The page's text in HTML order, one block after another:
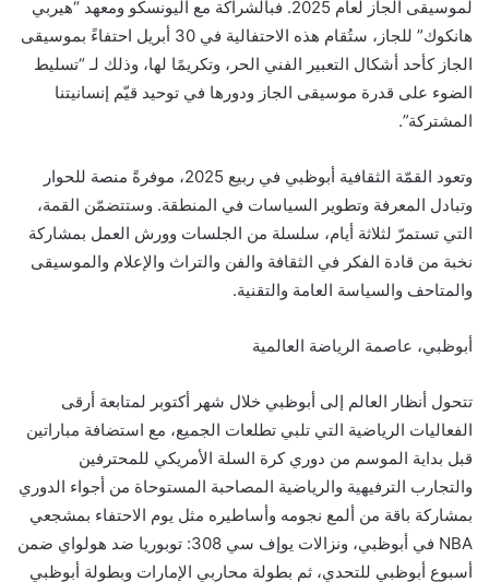
لموسيقى الجاز لعام 2025. فبالشراكة مع اليون سكو ومعهد “هيربي
هانكوك” للجاز، ستُقام هذه الاحتفالية في 30 أبريل
احتفاءً بموسيقى
الجاز كأحد أشكال التعبير الفني الحر، وتكريمًا لها، وذلك لـ “تسليط
الضوء على قدرة موسيقى الجاز ودورها في توحيد قيّم إنسانيتنا
المشتركة”.
وتعود القمّة الثقافية أبوظبي في ربيع 2025، موفرةً منصة للحوار
وتبادل المعرفة وتطوير السياسات في المنطقة. وستتضمّن القمة،
التي تستمرّ لثلاثة أيام، سلسلة من الجلسات وورش العمل بمشاركة
نخبة من قادة الفكر في الثقافة والفن والتراث والإعلام والموسيقى
والمتاحف والسياسة العامة والتقنية.
أبوظبي، عاصمة الرياضة العالمية
تتحول أنظار العالم إلى أبوظبي خلال شهر أكتوبر لمتابعة أرقى
الفعاليات الرياضية التي تلبي تطلعات الجميع، مع استضافة مباراتين
قبل بداية الموسم من دوري كرة السلة الأمريكي للمحترفين
والتجارب الترفيهية والرياضية المصاحبة المستوحاة من أجواء الدوري
بمشاركة باقة من ألمع نجومه وأساطيره مثل يوم الاحتفاء بمشجعي
NBA في أبوظبي، ونزالات يوإف سي 308: توبوريا ضد هولواي ضمن
أسبوع أبوظبي للتحدي، ثم بطولة محاربي الإمارات وبطولة أبوظبي